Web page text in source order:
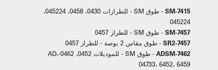
7415-SM
- طوق SM - للطرازات 0430، 0458، 045224،
045224
7457-SM
- طوق SM - للطراز 0457
7457-SR2
- طوق مقاس 2 بوصة - للطراز 0457
7462-ADSM
- طوق SM - للموديلات 0452، 0462-AD،
04733، 6452، 6459